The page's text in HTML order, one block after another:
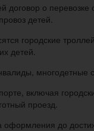
договор о
детей.
городские
детей.
многодетные
включая
проезд.
оформления до